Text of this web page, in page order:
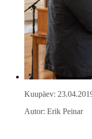
Kuupäev:
Autor: Erik Peinar